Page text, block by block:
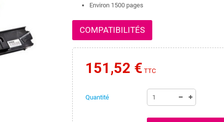
Environ 1500 pages
COMPATIBILITÉS
151,52 € TTC
Quantité